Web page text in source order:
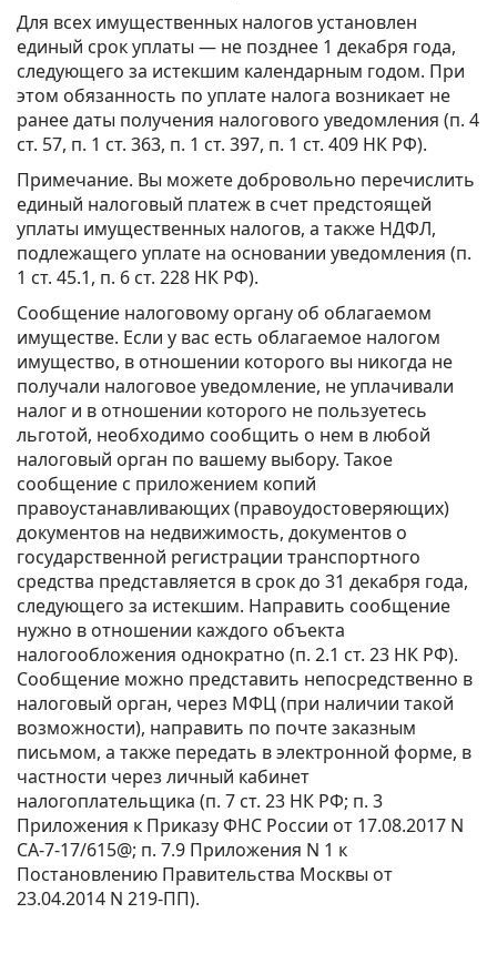
Для всех имущественных налогов установлен
единый срок уплаты — не позднее 1 декабря года,
следующего за истекшим календарным годом. При
этом обязанность по уплате налога возникает не
ранее даты получения налогового уведомления (п. 4
ст. 57, п. 1 ст. 363, п. 1 ст. 397, п. 1 ст. 409 НК РФ).
Примечание. Вы можете добровольно перечислить
единый налоговый платеж в счет предстоящей
уплаты имущественных налогов, а также НДФЛ,
подлежащего уплате на основании уведомления (п.
1 ст. 45.1, п. 6 ст. 228 НК РФ).
Сообщение налоговому органу об облагаемом
имуществе. Если у вас есть облагаемое налогом
имущество, в отношении которого вы никогда не
получали налоговое уведомление, не уплачивали
налог и в отношении которого не пользуетесь
льготой, необходимо сообщить о нем в любой
налоговый орган по вашему выбору. Такое
сообщение с приложением копий
правоустанавливающих (правоудостоверяющих)
документов на недвижимость, документов о
государственной регистрации транспортного
средства представляется в срок до 31 декабря года,
следующего за истекшим. Направить сообщение
нужно в отношении каждого объекта
налогообложения однократно (п. 2.1 ст. 23 НК РФ).
Сообщение можно представить непосредственно в
налоговый орган, через МФЦ (при наличии такой
возможности), направить по почте заказным
письмом, а также передать в электронной форме, в
частности через личный кабинет
налогоплательщика (п. 7 ст. 23 НК РФ; п. 3
Приложения к Приказу ФНС России от 17.08.2017 N
СА-7-17/615@; п. 7.9 Приложения N 1 к
Постановлению Правительства Москвы от
23.04.2014 N 219-ПП).